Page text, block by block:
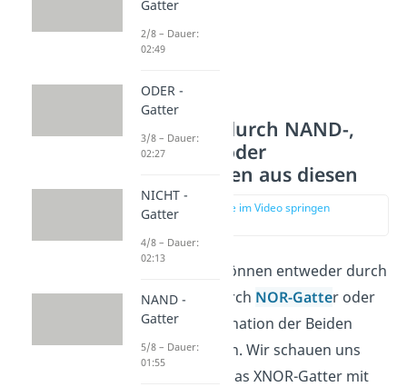
Darstellung durch NAND-,
NOR-Gatter oder
Kombinationen aus diesen
zur Stelle im Video springen
Alle Logikgatter können entweder durch
NAND-Gatter
, durch NOR-Gatter oder
durch eine Kombination der Beiden
dargestellt werden. Wir schauen uns
nun an, wie man das XNOR-Gatter mit
Gatter
2/8 – Dauer:
02:49
ODER -
Gatter
3/8 – Dauer:
02:27
NICHT -
Gatter
4/8 – Dauer:
02:13
NAND -
Gatter
5/8 – Dauer:
01:55